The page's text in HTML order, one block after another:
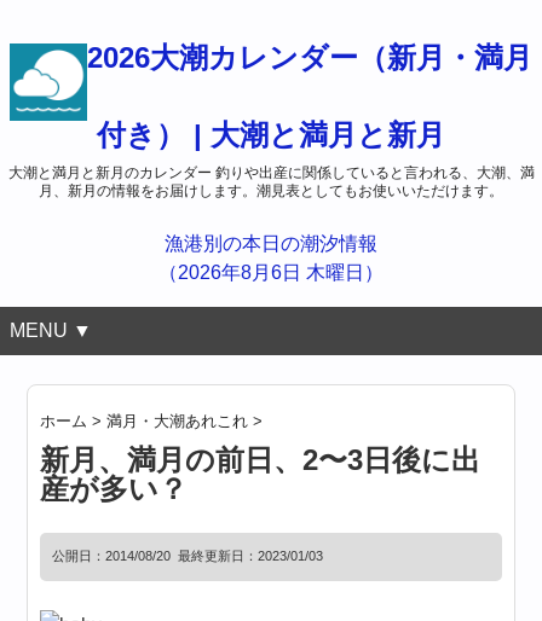
2026大潮カレンダー（新月・満月
付き） | 大潮と満月と新月
大潮と満月と新月のカレンダー 釣りや出産に関係していると言われる、大潮、満
月、新月の情報をお届けします。潮見表としてもお使いいただけます。
漁港別の本日の潮汐情報
（2026年8月6日 木曜日）
MENU ▼
ホーム >満月・大潮あれこれ >
新月、満月の前日、2〜3日後に出
産が多い？
公開日：2014/08/20 最終更新日：2023/01/03